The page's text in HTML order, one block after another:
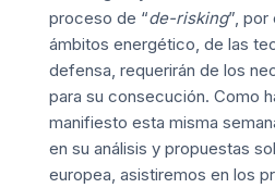
proceso de “de-risking”, por
ámbitos energético, de las
defensa, requerirán de los
para su consecución. Como
manifiesto esta misma
en su análisis y propuestas
europea, asistiremos en los